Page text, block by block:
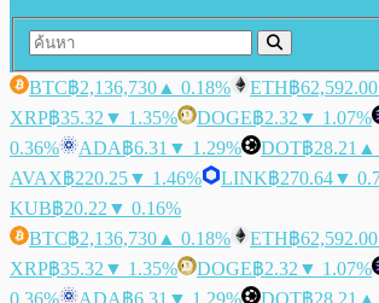
BTC฿2,136,730 ▲ 0.18% ETH฿62,592.00
XRP฿35.32 ▼ 1.35% DOGE฿2.32 ▼ 1.07%
0.36%
ADA฿6.31 ▼ 1.29% DOT฿28.21 ▲
AVAX฿220.25▼ 1.46% LINK฿270.64▼
KUB฿20.22 ▼ 0.16%
BTC฿2,136,730 ▲ 0.18% ETH฿62,592.00
XRP฿35.32 ▼ 1.35% DOGE฿2.32 ▼ 1.07%
0.36%
ADA฿6.31 ▼ 1.29% DOT฿28.21 ▲